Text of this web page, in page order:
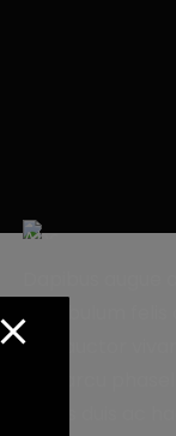
vestibulum felis
nec auctor